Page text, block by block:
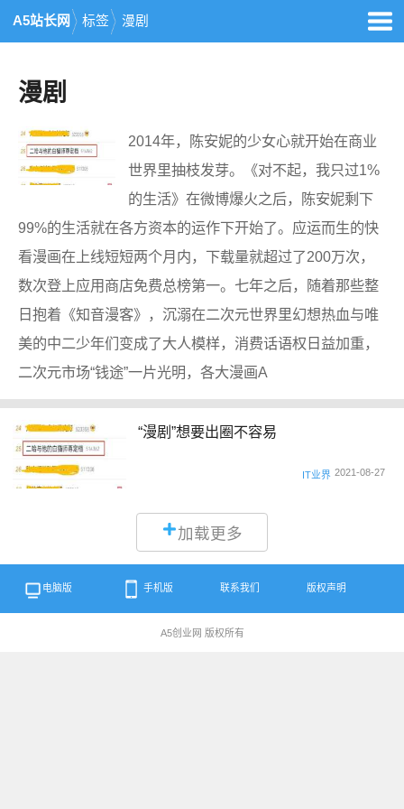
A5站长网 标签 漫剧
漫剧
2014年，陈安妮的少女心就开始在商业
世界里抽枝发芽。《对不起，我只过1%
的生活》在微博爆火之后，陈安妮剩下
99%的生活就在各方资本的运作下开始了。应运而生的快
看漫画在上线短短两个月内，下载量就超过了200万次，
数次登上应用商店免费总榜第一。七年之后，随着那些整
日抱着《知音漫客》，沉溺在二次元世界里幻想热血与唯
美的中二少年们变成了大人模样，消费话语权日益加重，
二次元市场“钱途”一片光明，各大漫画A
“漫剧”想要出圈不容易
IT业界 2021-08-27
加载更多
电脑版 手机版 联系我们 版权声明
A5创业网 版权所有